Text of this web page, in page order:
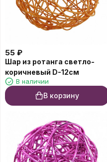
55 ₽
Шар из ротанга светло-
коричневый D-12см
В наличии
В корзину